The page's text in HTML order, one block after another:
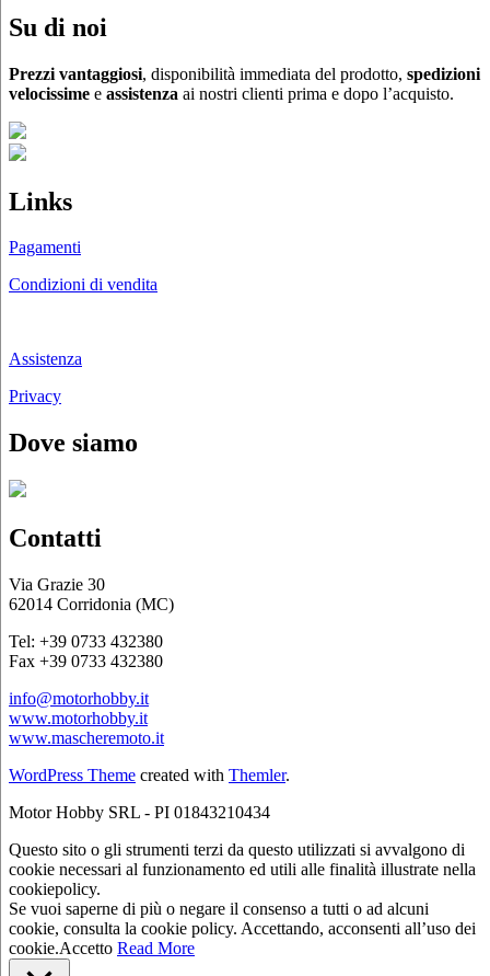
Su di noi
Prezzi vantaggiosi, disponibilità immediata del prodotto, spedizioni
velocissime e assistenza ai nostri clienti prima e dopo l’acquisto.
Links
Pagamenti
Condizioni di vendita
Assistenza
Privacy
Dove siamo
Contatti
Via Grazie 30
62014 Corridonia (MC)
Tel: +39 0733 432380
Fax +39 0733 432380
info@motorhobby.it
www.motorhobby.it
www.mascheremoto.it
WordPress Theme created with Themler.
Motor Hobby SRL - PI 01843210434
Questo sito o gli strumenti terzi da questo utilizzati si avvalgono di
cookie necessari al funzionamento ed utili alle finalità illustrate nella
cookiepolicy.
Se vuoi saperne di più o negare il consenso a tutti o ad alcuni
cookie, consulta la cookie policy. Accettando, acconsenti all’uso dei
cookie.Accetto Read More